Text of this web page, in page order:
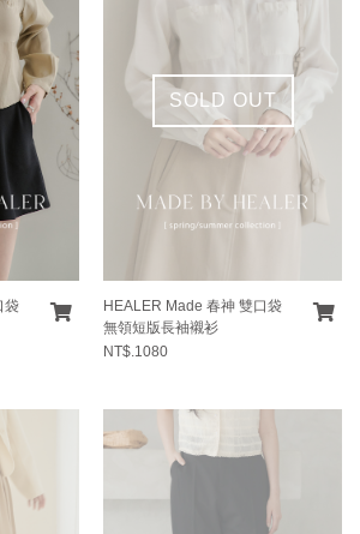
袋
SOLD OUT
HEALER Made 春神 雙口袋
無領短版長袖襯衫
NT$.1080